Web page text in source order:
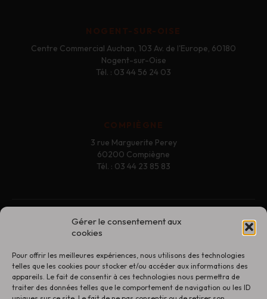
Gérer le consentement aux
cookies
Pour offrir les meilleures expériences, nous utilisons des technologies
telles que les cookies pour stocker et/ou accéder aux informations des
appareils. Le fait de consentir à ces technologies nous permettra de
traiter des données telles que le comportement de navigation ou les ID
NOGENT-SUR-OISE
Centre Commercial Auchan, 103 Av. de l'Europe, 60180
Nogent-sur-Oise
Tél. : 03 44 56 24 03
COMPIÈGNE
3 rue Marguerite Perey
60200 Compiègne
Tél. : 03 44 23 85 83
Contact
Politique de confidentialité
Conditions générales de vente